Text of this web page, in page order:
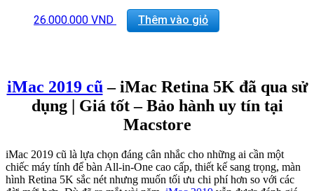
Kết nối: 1 SDXC SD Card, 4 USB 3.0, 2 Thunderbolt
3, GigaEthernet (LAN)
26.000.000 VND Thêm vào giỏ
iMac 2019 cũ– iMac Retina 5K đã qua sử
dụng | Giá tốt – Bảo hành uy tín tại
Macstore
iMac 2019 cũ là lựa chọn đáng cân nhắc cho những ai cần một
chiếc máy tính để bàn All-in-One cao cấp, thiết kế sang trọng, màn
hình Retina 5K sắc nét nhưng muốn tối ưu chi phí hơn so với các